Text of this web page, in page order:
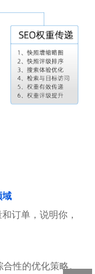
域
订单，说明你，
性的优化策略。